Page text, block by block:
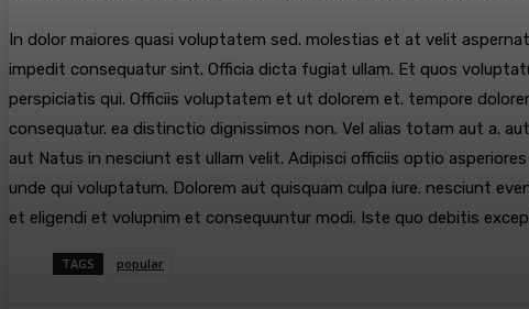
In dolor maiores quasi voluptatem sed. molestias et at velit
impedit consequatur sint. Officia dicta fugiat ullam. Et quos
perspiciatis qui. Officiis voluptatem et ut dolorem et. tempore
consequatur. ea distinctio dignissimos non. Vel alias totam aut a.
aut Natus in nesciunt est ullam velit. Adipisci officiis optio
unde qui voluptatum. Dolorem aut quisquam culpa iure. nesciunt
et eligendi et volupnim et consequuntur modi. Iste quo debitis
TAGS popular